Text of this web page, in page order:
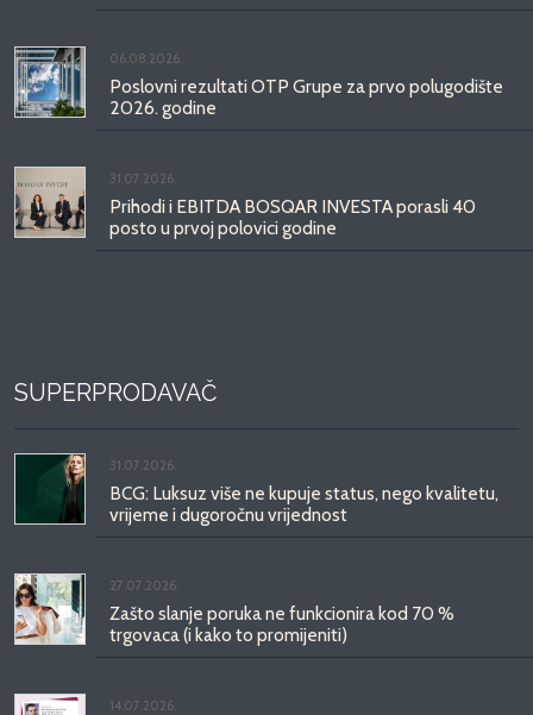
06.08.2026.
Poslovni rezultati OTP Grupe za prvo polugodište
2026. godine
31.07.2026.
Prihodi i EBITDA BOSQAR INVESTA porasli 40
posto u prvoj polovici godine
SUPERPRODAVAČ
31.07.2026.
BCG: Luksuz više ne kupuje status, nego kvalitetu,
vrijeme i dugoročnu vrijednost
27.07.2026.
Zašto slanje poruka ne funkcionira kod 70 %
trgovaca (i kako to promijeniti)
14.07.2026.